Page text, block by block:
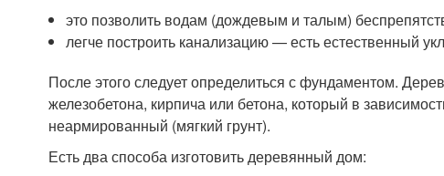
это позволить водам (дождевым и талым)
легче построить канализацию — есть естественный
После этого следует определиться с фундаментом.
железобетона, кирпича или бетона, который в
неармированный (мягкий грунт).
Есть два способа изготовить деревянный дом: